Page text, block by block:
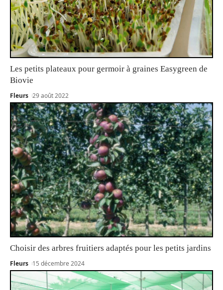
Les petits plateaux pour germoir à graines Easygreen de
Biovie
Fleurs 29 août 2022
Choisir des arbres fruitiers adaptés pour les petits jardins
Fleurs 15 décembre 2024